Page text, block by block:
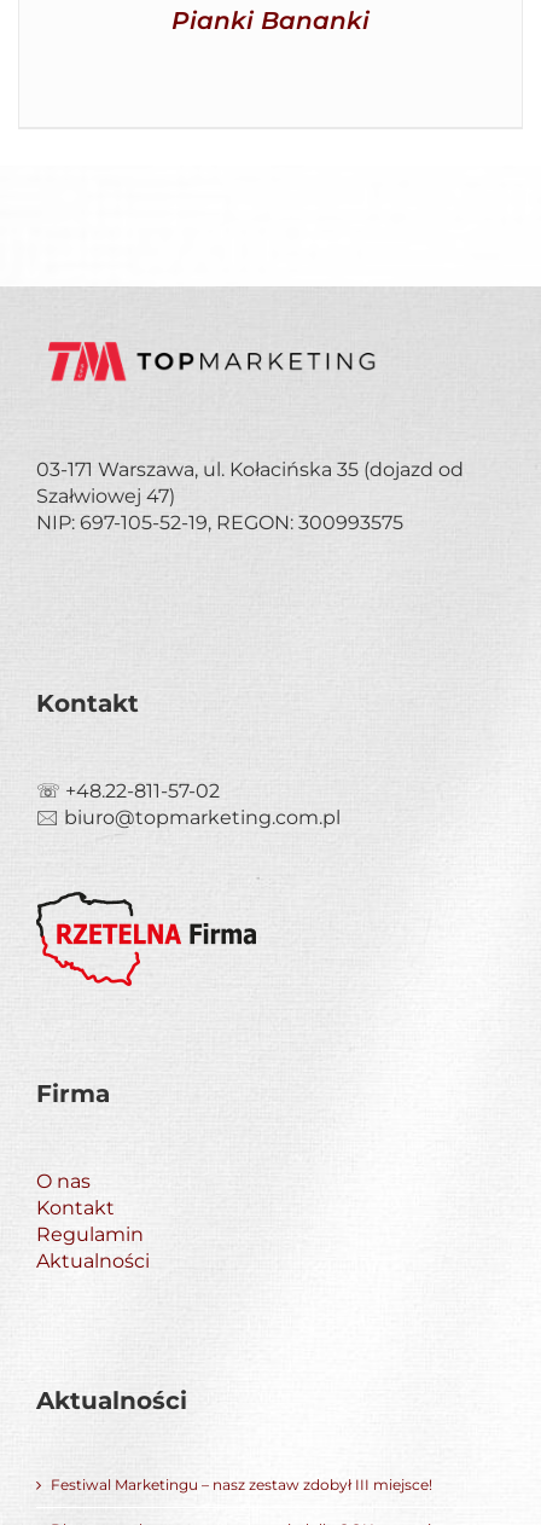
Pianki Bananki
03-171 Warszawa, ul. Kołacińska 35 (dojazd od
Szałwiowej 47)
NIP: 697-105-52-19, REGON: 300993575
Kontakt
☏ +48.22-811-57-02
🖂 biuro@topmarketing.com.pl
Firma
O nas
Kontakt
Regulamin
Aktualności
Aktualności
Festiwal Marketingu – nasz zestaw zdobył III miejsce!